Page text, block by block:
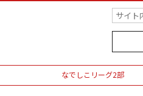
なでしこリーグ2部